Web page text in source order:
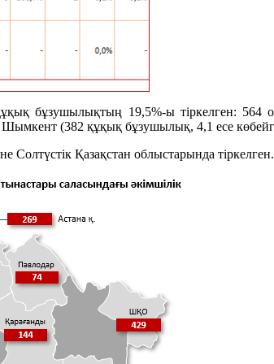
бұзушылықтың 19,5%-ы тіркелген:
(382 құқық бұзушылық, 4,1 есе
Қазақстан облыстарында тіркелген.